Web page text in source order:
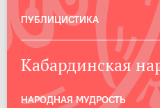
ПУБЛИЦИСТИКА
Кабардинская
НАРОДНАЯ МУДРОСТЬ